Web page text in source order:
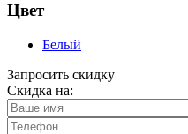
Цвет
Белый
Запросить скидку
Скидка на: